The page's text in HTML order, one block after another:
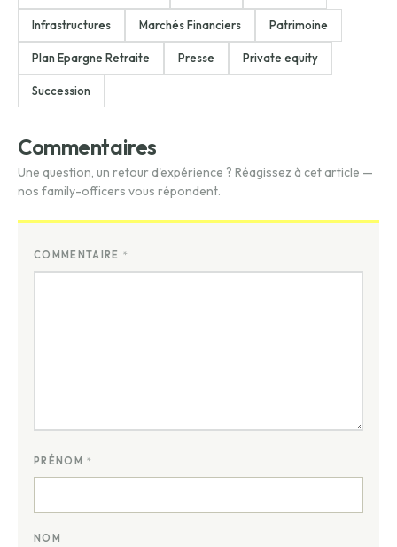
Infrastructures Marchés Financiers Patrimoine
Plan Epargne Retraite Presse Private equity
Succession
Commentaires
Une question, un retour d'expérience ? Réagissez à cet article —
nos family-officers vous répondent.
COMMENTAIRE *
PRÉNOM *
NOM